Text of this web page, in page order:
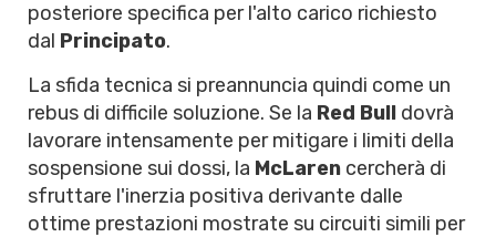
posteriore specifica per l'alto carico richiesto
dal Principato.
La sfida tecnica si preannuncia quindi come un
rebus di difficile soluzione. Se la Red Bull dovrà
lavorare intensamente per mitigare i limiti della
sospensione sui dossi, la McLaren cercherà di
sfruttare l'inerzia positiva derivante dalle
ottime prestazioni mostrate su circuiti simili per